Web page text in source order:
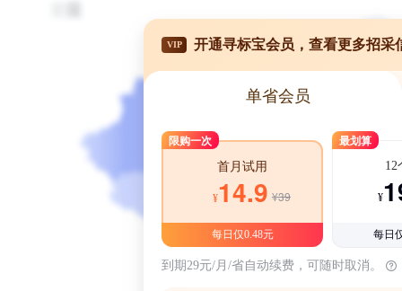
VIP 开通寻标宝会员，查看更多招采
单省会员
限购一次
首月试用
¥14.9 ¥39
每日仅0.48元
最划算
12
¥
每日
到期29元/月/省自动续费，可随时取消。